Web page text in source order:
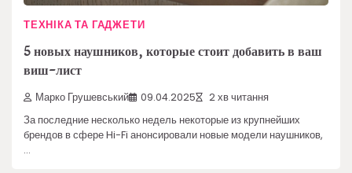
ТЕХНІКА ТА ГАДЖЕТИ
5 новых наушников, которые стоит добавить в ваш
виш-лист
Марко Грушевський 09.04.2025 2 хв читання
За последние несколько недель некоторые из крупнейших
брендов в сфере Hi-Fi анонсировали новые модели наушников,
…